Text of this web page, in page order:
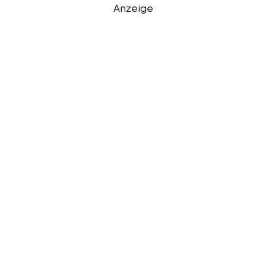
Anzeige